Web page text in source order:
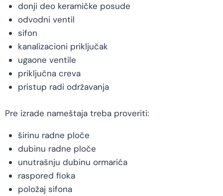
donji deo keramičke posude
odvodni ventil
sifon
kanalizacioni priključak
ugaone ventile
priključna creva
pristup radi održavanja
Pre izrade nameštaja treba proveriti:
širinu radne ploče
dubinu radne ploče
unutrašnju dubinu ormarića
raspored fioka
položaj sifona